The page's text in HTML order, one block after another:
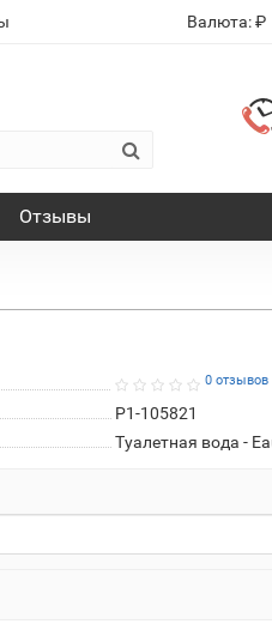
Валюта:₽
Отзывы
0 отзывов
P1-105821
Туалетная вода -